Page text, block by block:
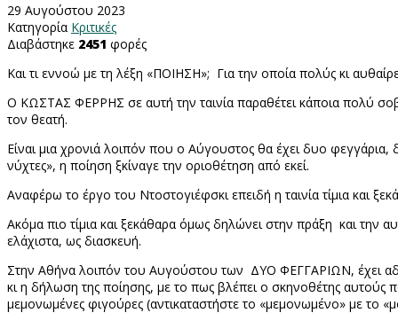
29 Αυγούστου 2023
Κατηγορία Κριτικές
Διαβάστηκε 2451 φορές
Και τι εννοώ με τη λέξη «ΠΟΙΗΣΗ»; Για την οποία πολύς κι
Ο ΚΩΣΤΑΣ ΦΕΡΡΗΣ σε αυτή την ταινία παραθέτει κάποια πολύ
τον θεατή.
Είναι μια χρονιά λοιπόν που ο Αύγουστος θα έχει δυο φεγγάρια,
νύχτες», η ποίηση ξκίναγε την οριοθέτηση από εκεί.
Αναφέρω το έργο του Ντοστογιέφσκι επειδή η ταινία τίμια και
Ακόμα πιο τίμια και ξεκάθαρα όμως δηλώνει στην πράξη και την
ελάχιστα, ως διασκευή.
Στην Αθήνα λοιπόν του Αυγούστου των ΔΥΟ ΦΕΓΓΑΡΙΩΝ, έχει
κι η δήλωση της ποίησης, με το πως βλέπει ο σκηνοθέτης αυτούς
μεμονωμένες φιγούρες (αντικαταστήστε το «μεμονωμένο» με το